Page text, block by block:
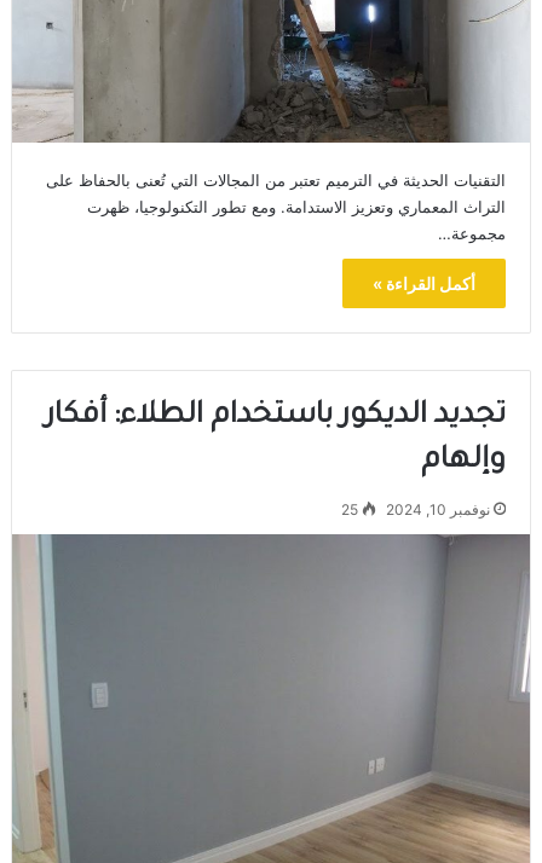
التقنيات الحديثة في الترميم تعتبر من المجالات التي تُعنى بالحفاظ على
التراث المعماري وتعزيز الاستدامة. ومع تطور التكنولوجيا، ظهرت
مجموعة…
أكمل القراءة »
تجديد الديكور باستخدام الطلاء: أفكار
وإلهام
نوفمبر 10, 2024 25